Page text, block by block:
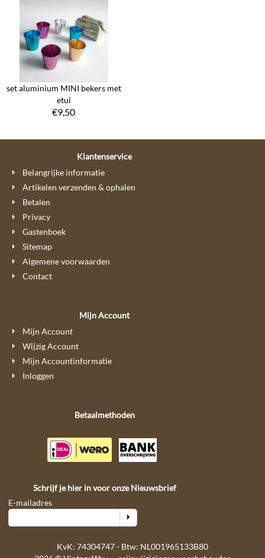
set aluminium MINI bekers met
etui
€9,50
Klantenservice
Belangrijke informatie
Artikelen verzenden & ophalen
Betalen
Privacy
Gastenboek
Sitemap
Algemene voorwaarden
Contact
Mijn Account
Mijn Account
Wijzig Account
Mijn Accountinformatie
Inloggen
Betaalmethoden
Schrijf je hier in voor onze Nieuwsbrief
E-mailadres
KvK: 74304747 - Btw: NL001965133B80